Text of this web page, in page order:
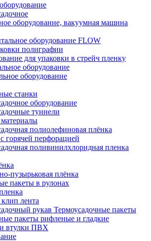
оборудование, вакуумная машина
оборудование FLOW
полиграфии
для упаковки в стрейч пленку
оборудование
оборудование
станки
оборудование
туннели
полиолефиновая плёнка
горячей перфорацией
поливинилхлоридная пленка
пузырьковая плёнка
пакеты в рулонах
лента
рукав Термоусадочные пакеты
пакеты рифленые и гладкие
втулки ПВХ